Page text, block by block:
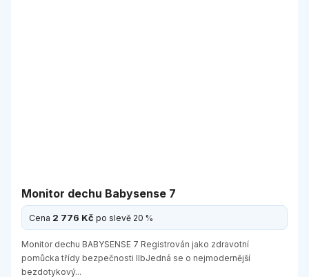
Monitor dechu Babysense 7
Cena 2 776 Kč po slevě 20 %
Monitor dechu BABYSENSE 7 Registrován jako zdravotní
pomůcka třídy bezpečnosti IIbJedná se o nejmodernější
bezdotykový...